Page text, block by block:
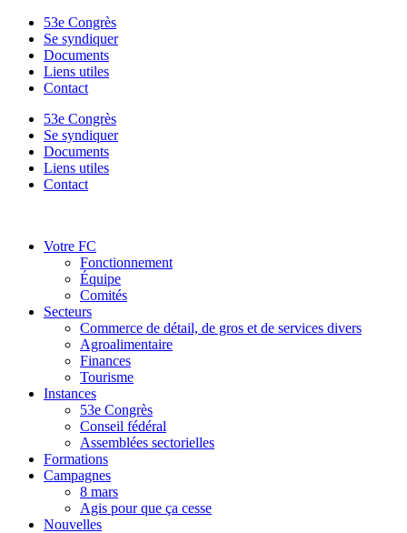
53e Congrès
Se syndiquer
Documents
Liens utiles
Contact
53e Congrès
Se syndiquer
Documents
Liens utiles
Contact
Votre FC
Fonctionnement
Équipe
Comités
Secteurs
Commerce de détail, de gros et de services divers
Agroalimentaire
Finances
Tourisme
Instances
53e Congrès
Conseil fédéral
Assemblées sectorielles
Formations
Campagnes
8 mars
Agis pour que ça cesse
Nouvelles